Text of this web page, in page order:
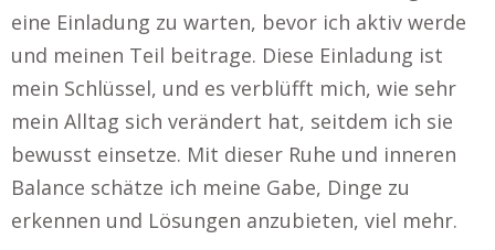
eine Einladung zu warten, bevor ich aktiv werde
und meinen Teil beitrage. Diese Einladung ist
mein Schlüssel, und es verblüfft mich, wie sehr
mein Alltag sich verändert hat, seitdem ich sie
bewusst einsetze. Mit dieser Ruhe und inneren
Balance schätze ich meine Gabe, Dinge zu
erkennen und Lösungen anzubieten, viel mehr.